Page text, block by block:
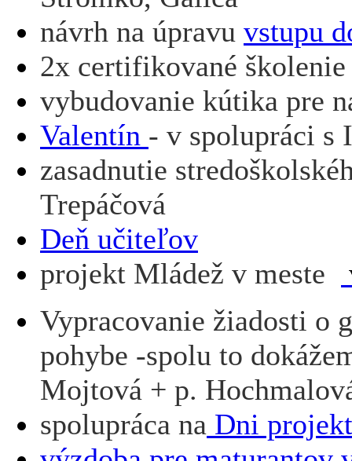
návrh na úpravu vstupu
2x certifikované
vybudovanie kútika pre
Valentín - v spolupráci s
zasadnutie
Trepáčová
Deň učiteľov
projekt Mládež v meste
Vypracovanie žiadosti o
pohybe -spolu to
Mojtová + p.
spolupráca na Dni